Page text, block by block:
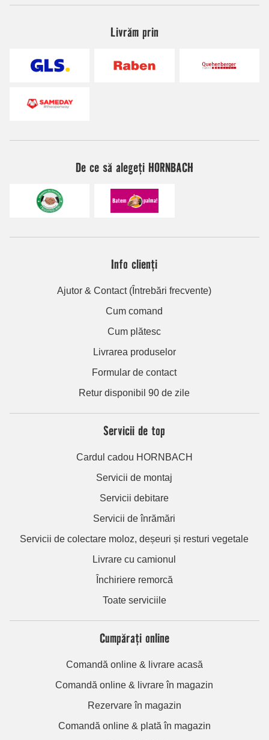
Livrăm prin
De ce să alegeți HORNBACH
Info clienți
Ajutor & Contact (Întrebări frecvente)
Cum comand
Cum plătesc
Livrarea produselor
Formular de contact
Retur disponibil 90 de zile
Servicii de top
Cardul cadou HORNBACH
Servicii de montaj
Servicii debitare
Servicii de înrămări
Servicii de colectare moloz, deșeuri și resturi vegetale
Livrare cu camionul
Închiriere remorcă
Toate serviciile
Cumpărați online
Comandă online & livrare acasă
Comandă online & livrare în magazin
Rezervare în magazin
Comandă online & plată în magazin